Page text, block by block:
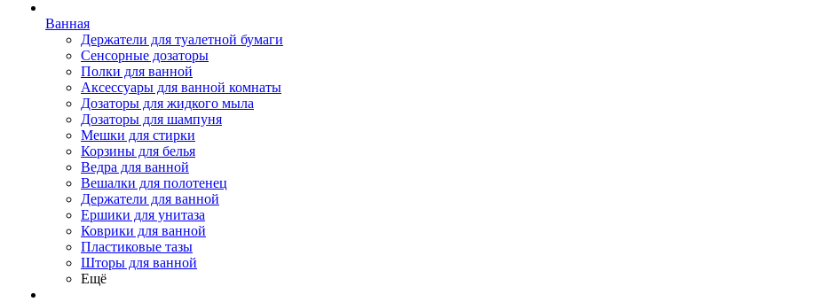
Ванная
Держатели для туалетной бумаги
Сенсорные дозаторы
Полки для ванной
Аксессуары для ванной комнаты
Дозаторы для жидкого мыла
Дозаторы для шампуня
Мешки для стирки
Корзины для белья
Ведра для ванной
Вешалки для полотенец
Держатели для ванной
Ершики для унитаза
Коврики для ванной
Пластиковые тазы
Шторы для ванной
Ещё